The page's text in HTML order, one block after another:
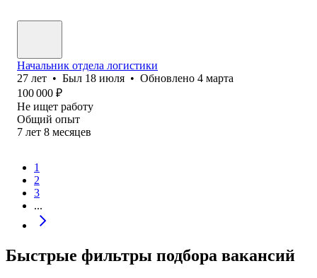
Начальник отдела логистики
27 лет • Был 18 июля • Обновлено 4 марта
100 000 ₽
Не ищет работу
Общий опыт
7 лет 8 месяцев
1
2
3
...
Быстрые фильтры подбора вакансий